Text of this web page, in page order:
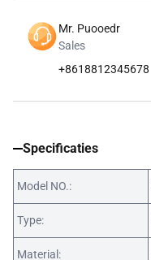
Mr. Puooedr
Sales
+8618812345678
Specificaties
Model NO.:
Type:
Material: